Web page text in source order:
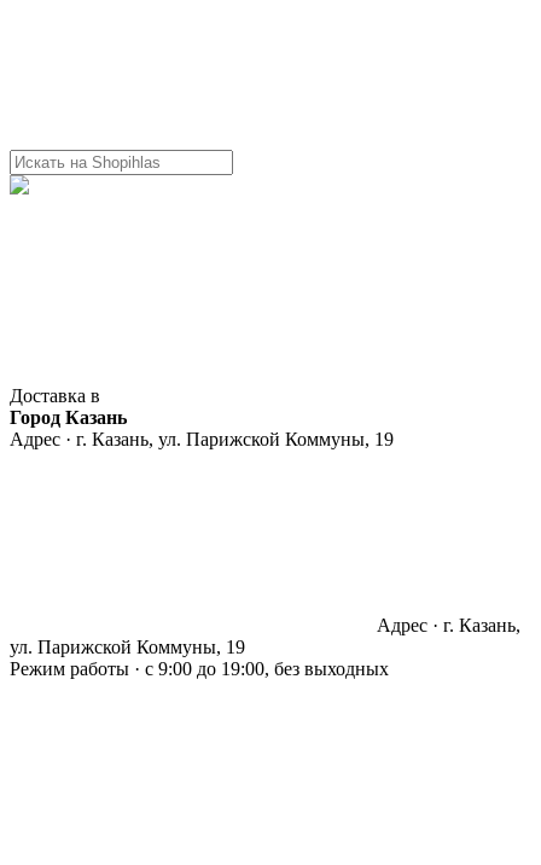
Доставка в
Город Казань
Адрес · г. Казань, ул. Парижской Коммуны, 19
Адрес · г. Казань,
ул. Парижской Коммуны, 19
Режим работы · с 9:00 до 19:00, без выходных